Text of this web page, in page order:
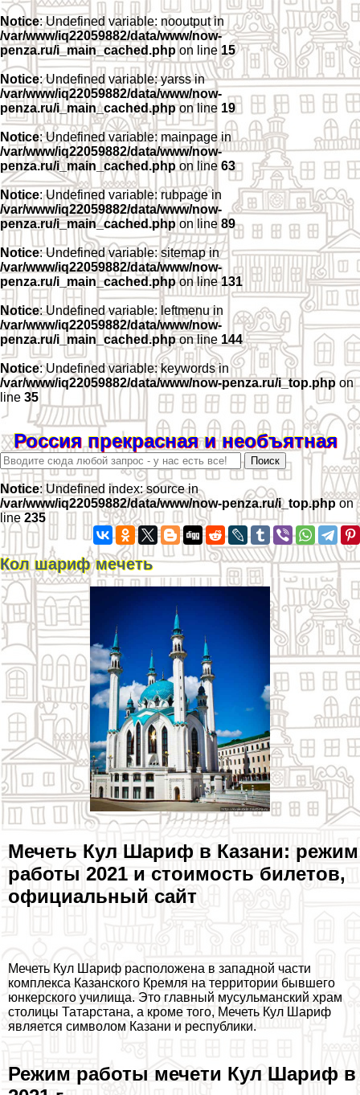
Notice: Undefined variable: nooutput in
/var/www/iq22059882/data/www/now-
penza.ru/i_main_cached.php on line 15
Notice: Undefined variable: yarss in
/var/www/iq22059882/data/www/now-
penza.ru/i_main_cached.phpon line 19
Notice: Undefined variable: mainpage in
/var/www/iq22059882/data/www/now-
penza.ru/i_main_cached.php on line 63
Notice: Undefined variable: rubpage in
/var/www/iq22059882/data/www/now-
penza.ru/i_main_cached.php on line 89
Notice: Undefined variable: sitemap in
/var/www/iq22059882/data/www/now-
penza.ru/i_main_cached.phpon line131
Notice: Undefined variable: leftmenu in
/var/www/iq22059882/data/www/now-
penza.ru/i_main_cached.phpon line 144
Notice: Undefined variable: keywords in
/var/www/iq22059882/data/www/now-penza.ru/i_top.php on
line 35
Россия прекрасная и необъятная
Notice: Undefined index: source in
/var/www/iq22059882/data/www/now-penza.ru/i_top.phpon
line 235
Кол шариф мечеть
Мечеть Кул Шариф в Казани: режим
работы 2021 и стоимость билетов,
официальный сайт
Мечеть Кул Шариф расположена в западной части
комплекса Казанского Кремля на территории бывшего
юнкерского училища. Это главный мусульманский храм
столицы Татарстана, а кроме того, Мечеть Кул Шариф
является символом Казани и республики.
Режим работы мечети Кул Шариф в